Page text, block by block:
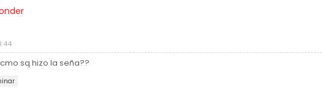
sq hizo la seña??